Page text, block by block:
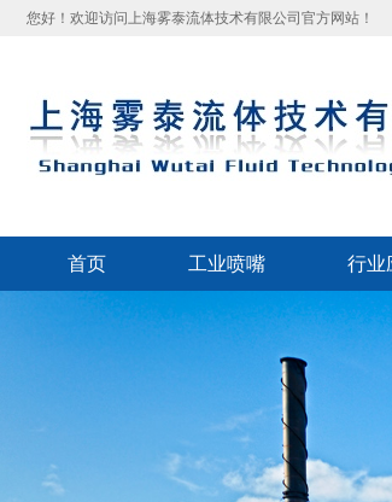
您好！欢迎访问上海雾泰流体技术有限公司官方网站！
首页 工业喷嘴 行业